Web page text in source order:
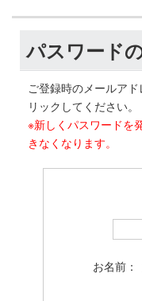
パスワード
ご登録時のメールア
リックしてください。
※新しくパスワードを
きなくなります。
お名前